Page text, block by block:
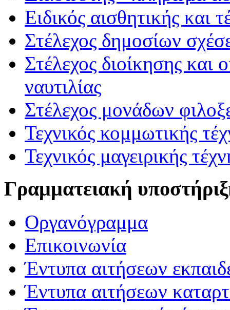
Ειδικός αισθητικής και
Στέλεχος δημοσίων
Στέλεχος διοίκησης και
ναυτιλίας
Στέλεχος μονάδων
Τεχνικός κομμωτικής
Τεχνικός μαγειρικής
Γραμματειακή
Οργανόγραμμα
Επικοινωνία
Έντυπα αιτήσεων
Έντυπα αιτήσεων